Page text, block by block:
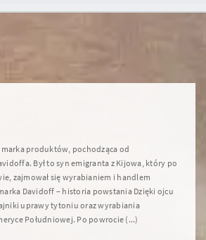
produktów, pochodząca od
Był to syn emigranta z Kijowa, który po
zajmował się wyrabianiem i handlem
Davidoff – historia powstania Dzięki ojcu
uprawy tytoniu oraz wyrabiania
Południowej. Po powrocie (...)